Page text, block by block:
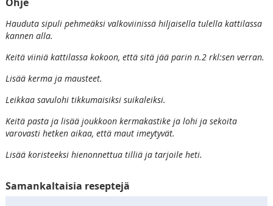
Hauduta sipuli pehmeäksi valkoviinissä hiljaisella tulella kattilassa
kannen alla.
Keitä viiniä kattilassa kokoon, että sitä jää parin n.2 rkl:sen verran.
Lisää kerma ja mausteet.
Leikkaa savulohi tikkumaisiksi suikaleiksi.
Keitä pasta ja lisää joukkoon kermakastike ja lohi ja sekoita
varovasti hetken aikaa, että maut imeytyvät.
Lisää koristeeksi hienonnettua tilliä ja tarjoile heti.
Samankaltaisia reseptejä